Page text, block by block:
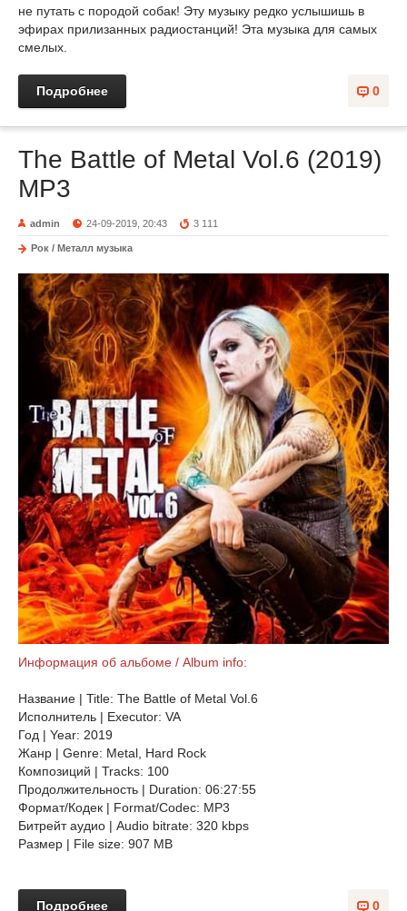
не путать с породой собак! Эту музыку редко услышишь в
эфирах прилизанных радиостанций! Эта музыка для самых
смелых.
0
Подробнее
The Battle of Metal Vol.6 (2019)
MP3
admin 24-09-2019, 20:43 3 111
Рок / Металл музыка
Информация об альбоме / Album info:
Название | Title: The Battle of Metal Vol.6
Исполнитель | Executor: VA
Год | Year: 2019
Жанр | Genre: Metal, Hard Rock
Композиций | Tracks: 100
Продолжительность | Duration: 06:27:55
Формат/Кодек | Format/Codec: MP3
Битрейт аудио | Audio bitrate: 320 kbps
Размер | File size: 907 MB
0
Подробнее